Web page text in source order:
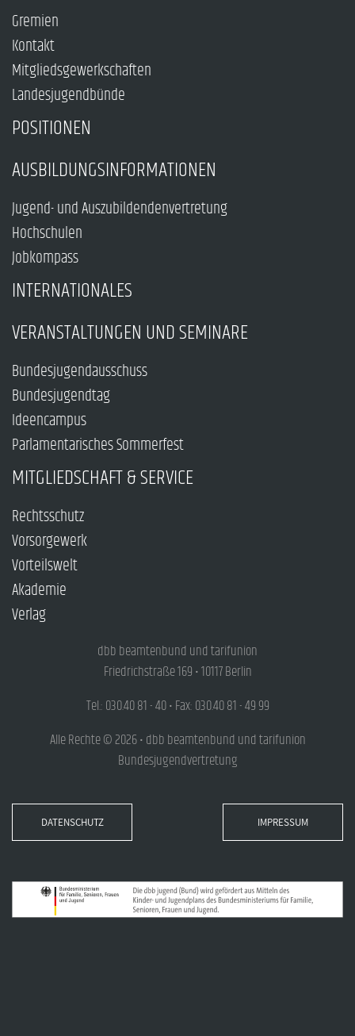
Gremien
Kontakt
Mitgliedsgewerkschaften
Landesjugendbünde
POSITIONEN
AUSBILDUNGSINFORMATIONEN
Jugend- und Auszubildendenvertretung
Hochschulen
Jobkompass
INTERNATIONALES
VERANSTALTUNGEN UND SEMINARE
Bundesjugendausschuss
Bundesjugendtag
Ideencampus
Parlamentarisches Sommerfest
MITGLIEDSCHAFT & SERVICE
Rechtsschutz
Vorsorgewerk
Vorteilswelt
Akademie
Verlag
dbb beamtenbund und tarifunion
Friedrichstraße 169 • 10117 Berlin
Tel.: 030.40 81 - 40 • Fax: 030.40 81 - 49 99
Alle Rechte © 2026 • dbb beamtenbund und tarifunion
Bundesjugendvertretung
DATENSCHUTZ IMPRESSUM